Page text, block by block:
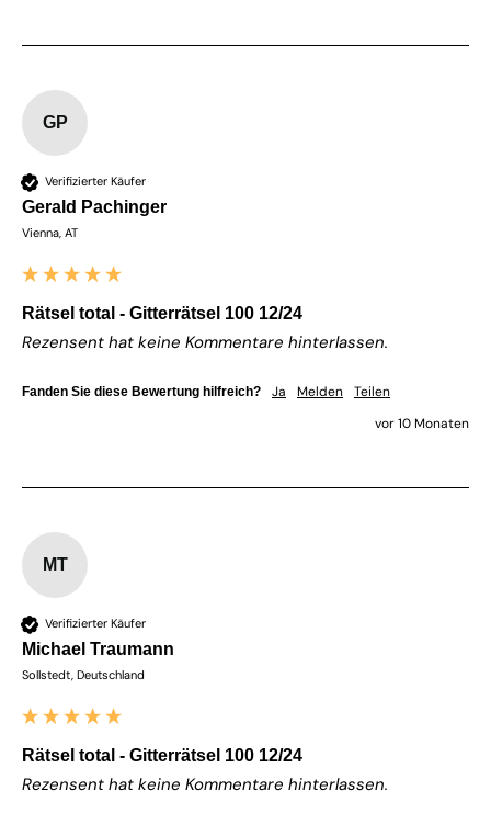
GP
Verifizierter Käufer
Gerald Pachinger
Vienna, AT
Rätsel total - Gitterrätsel 100 12/24
Rezensent hat keine Kommentare hinterlassen.
Fanden Sie diese Bewertung hilfreich? Ja Melden
Teilen
vor 10 Monaten
MT
Verifizierter Käufer
Michael Traumann
Sollstedt, Deutschland
Rätsel total - Gitterrätsel 100 12/24
Rezensent hat keine Kommentare hinterlassen.